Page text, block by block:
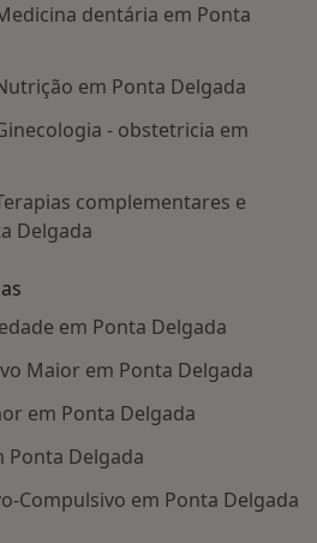
dentária em Ponta
em Ponta Delgada
- obstetricia em
complementares e
Delgada
em Ponta Delgada
Maior em Ponta Delgada
em Ponta Delgada
Ponta Delgada
Compulsivo em Ponta Delgada